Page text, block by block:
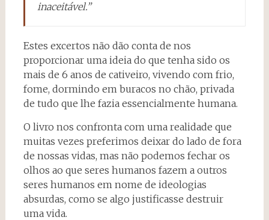
inaceitável.”
Estes excertos não dão conta de nos
proporcionar uma ideia do que tenha sido os
mais de 6 anos de cativeiro, vivendo com frio,
fome, dormindo em buracos no chão, privada
de tudo que lhe fazia essencialmente humana.
O livro nos confronta com uma realidade que
muitas vezes preferimos deixar do lado de fora
de nossas vidas, mas não podemos fechar os
olhos ao que seres humanos fazem a outros
seres humanos em nome de ideologias
absurdas, como se algo justificasse destruir
uma vida.